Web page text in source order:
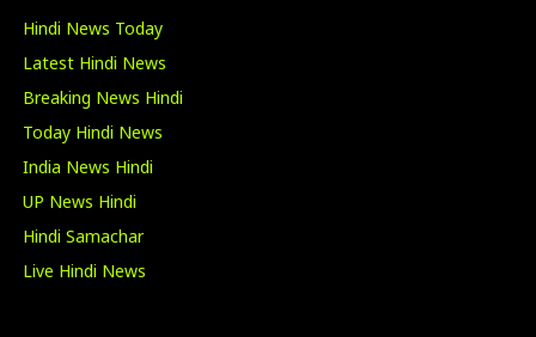
Hindi News Today
Latest Hindi News
Breaking News Hindi
Today Hindi News
India News Hindi
UP News Hindi
Hindi Samachar
Live Hindi News